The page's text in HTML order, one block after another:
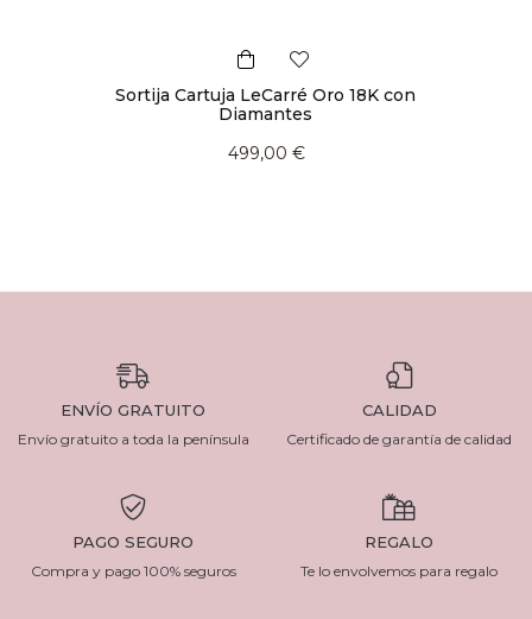
Sortija Cartuja LeCarré Oro 18K con
Diamantes
499,00 €
ENVÍO GRATUITO
Envío gratuito a toda la península
CALIDAD
Certificado de garantía de calidad
PAGO SEGURO
Compra y pago 100% seguros
REGALO
Te lo envolvemos para regalo